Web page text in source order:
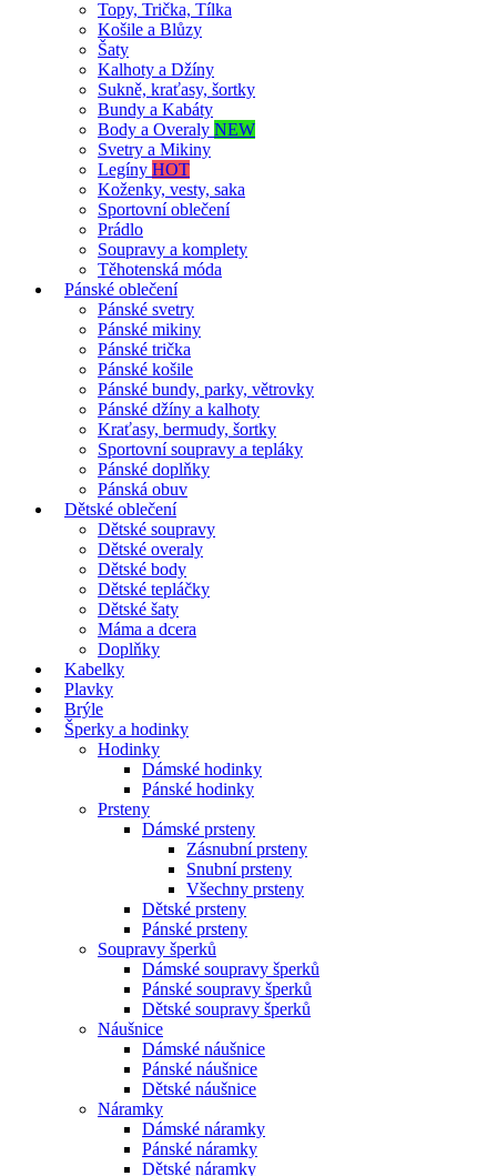
Topy, Trička, Tílka
Košile a Blůzy
Šaty
Kalhoty a Džíny
Sukně, kraťasy, šortky
Bundy a Kabáty
Body a Overaly NEW
Svetry a Mikiny
Legíny HOT
Koženky, vesty, saka
Sportovní oblečení
Prádlo
Soupravy a komplety
Těhotenská móda
Pánské oblečení
Pánské svetry
Pánské mikiny
Pánské trička
Pánské košile
Pánské bundy, parky, větrovky
Pánské džíny a kalhoty
Kraťasy, bermudy, šortky
Sportovní soupravy a tepláky
Pánské doplňky
Pánská obuv
Dětské oblečení
Dětské soupravy
Dětské overaly
Dětské body
Dětské tepláčky
Dětské šaty
Máma a dcera
Doplňky
Kabelky
Plavky
Brýle
Šperky a hodinky
Hodinky
Dámské hodinky
Pánské hodinky
Prsteny
Dámské prsteny
Zásnubní prsteny
Snubní prsteny
Všechny prsteny
Dětské prsteny
Pánské prsteny
Soupravy šperků
Dámské soupravy šperků
Pánské soupravy šperků
Dětské soupravy šperků
Náušnice
Dámské náušnice
Pánské náušnice
Dětské náušnice
Náramky
Dámské náramky
Pánské náramky
Dětské náramky